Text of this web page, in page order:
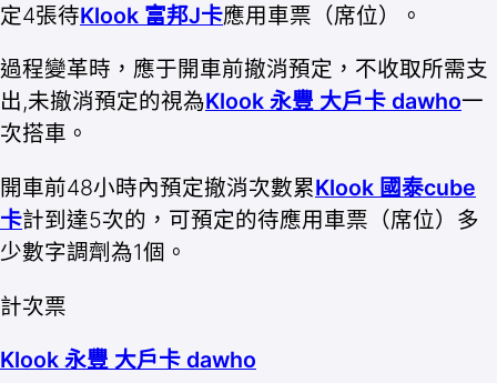
定4張待Klook 富邦J卡應用車票（席位）。
過程變革時，應于開車前撤消預定，不收取所需支
出,未撤消預定的視為Klook 永豐 大戶卡 dawho一
次搭車。
開車前48小時內預定撤消次數累Klook 國泰cube
卡計到達5次的，可預定的待應用車票（席位）多
少數字調劑為1個。
計次票
Klook 永豐 大戶卡 dawho